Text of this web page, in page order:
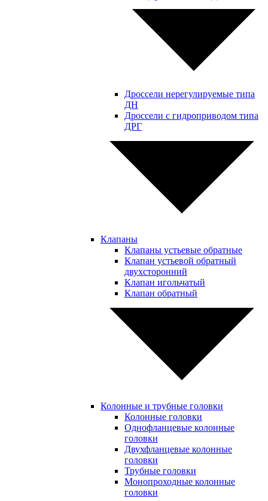
Дроссели нерегулируемые типа
ДН
Дроссели с гидроприводом типа
ДРГ
Клапаны
Клапаны устьевые обратные
Клапан устьевой обратный
двухсторонний
Клапан игольчатый
Клапан обратный
Колонные и трубные головки
Колонные головки
Однофланцевые колонные
головки
Двухфланцевые колонные
головки
Трубные головки
Монопроходные колонные
головки